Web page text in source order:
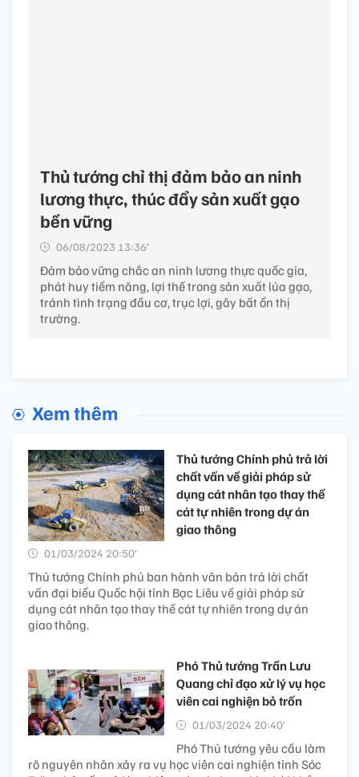
Thủ tướng chỉ thị đảm bảo an ninh
lương thực, thúc đẩy sản xuất gạo
bền vững
06/08/2023 13:36’
Đảm bảo vững chắc an ninh lương thực quốc gia,
phát huy tiềm năng, lợi thế trong sản xuất lúa gạo,
tránh tình trạng đầu cơ, trục lợi, gây bất ổn thị
trường.
Xem thêm
Thủ tướng Chính phủ trả lời
chất vấn về giải pháp sử
dụng cát nhân tạo thay thế
cát tự nhiên trong dự án
giao thông
01/03/2024 20:50’
Thủ tướng Chính phủ ban hành văn bản trả lời chất
vấn đại biểu Quốc hội tỉnh Bạc Liêu về giải pháp sử
dụng cát nhân tạo thay thế cát tự nhiên trong dự án
giao thông.
Phó Thủ tướng Trần Lưu
Quang chỉ đạo xử lý vụ học
viên cai nghiện bỏ trốn
01/03/2024 20:40’
Phó Thủ tướng yêu cầu làm
rõ nguyên nhân xảy ra vụ học viên cai nghiện tỉnh Sóc